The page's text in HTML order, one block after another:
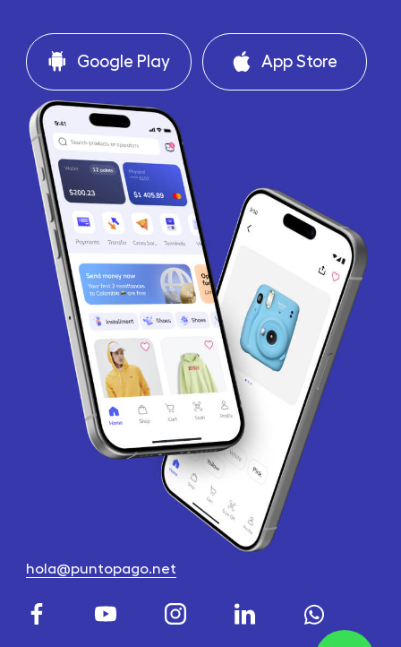
Google Play App Store
hola@puntopago.net